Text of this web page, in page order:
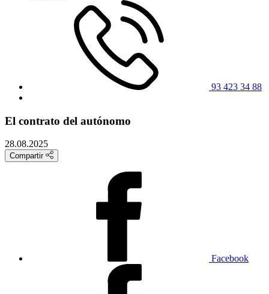
93 423 34 88
El contrato del autónomo
28.08.2025
Compartir
Facebook